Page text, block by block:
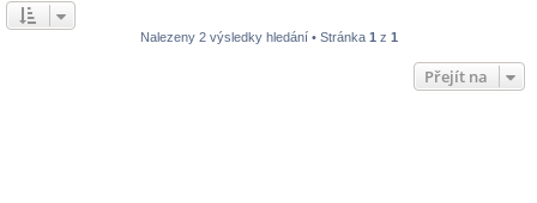
Nalezeny 2 výsledky hledání • Stránka 1 z 1
Přejít na